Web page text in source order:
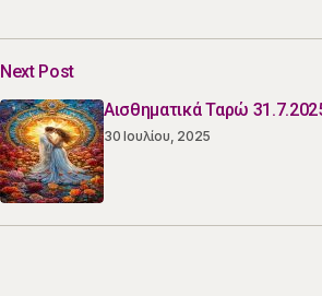
Next Post
Αισθηματικά Ταρώ
30 Ιουλίου, 2025